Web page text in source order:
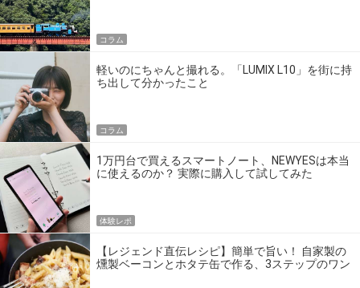
コラム
軽いのにちゃんと撮れる。「LUMIX L10」を街に持
ち出して分かったこと
コラム
1万円台で買えるスマートノート、NEWYESは本当
に使えるのか？ 実際に購入して試してみた
体験レポ
【レジェンド直伝レシピ】簡単で旨い！ 自家製の
燻製ベーコンとホタテ缶で作る、3ステップのワン